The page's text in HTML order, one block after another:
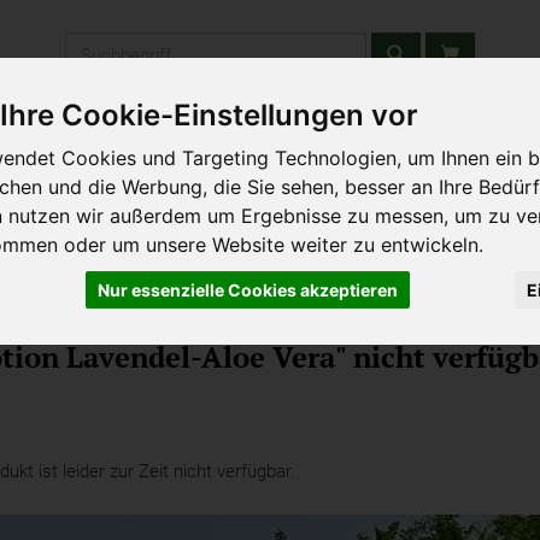
Cookie-Einstellungen vor
Cookies und Targeting Technologien, um Ihnen ein
und die Werbung, die Sie sehen, besser an Ihre
nutzen wir außerdem um Ergebnisse zu messen, um zu
oder um unsere Website weiter zu entwickeln.
Nur essenzielle Cookies akzeptieren
& Schulen Liefergebiet Wochenmarkt Unsere
Lavendel-Aloe Vera" nicht
ist leider zur Zeit nicht verfügbar.